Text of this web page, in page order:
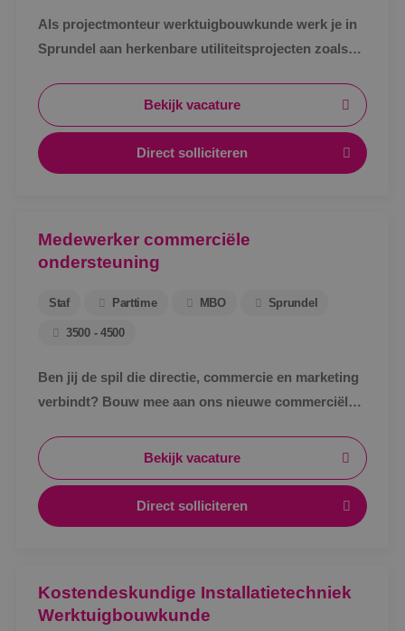
Als projectmonteur werktuigbouwkunde werk je in
Sprundel aan herkenbare utiliteitsprojecten zoals
zichtbaar resultaat en korte lijnen.
Bekijk vacature
Direct solliciteren
Medewerker commerciële
ondersteuning
Staf Parttime MBO Sprundel
3500 - 4500
Ben jij de spil die directie, commercie en marketing
verbindt? Bouw mee aan ons nieuwe commerciële
BINK.&nbsp;
Bekijk vacature
Direct solliciteren
Kostendeskundige Installatietechniek
Werktuigbouwkunde